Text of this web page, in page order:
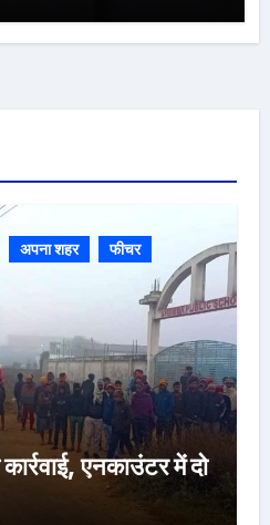
अपना शहर फीचर
एनकाउंटर में दो